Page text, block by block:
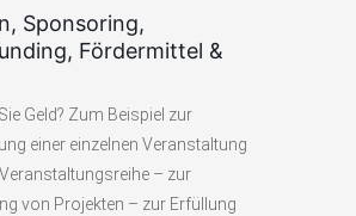
Sponsoring,
Fördermittel &
Geld? Zum Beispiel zur
einer einzelnen Veranstaltung
– zur
von Projekten – zur Erfüllung